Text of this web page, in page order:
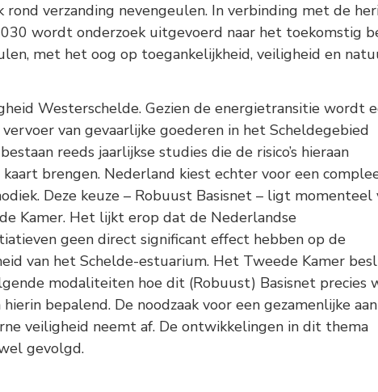
rond verzanding nevengeulen. In verbinding met de
wordt onderzoek uitgevoerd naar het toekomstig
met het oog op toegankelijkheid, veiligheid en
Westerschelde. Gezien de energietransitie wordt
vervoer van gevaarlijke goederen in het Scheldegebied
reeds jaarlijkse studies die de risico’s hieraan
brengen. Nederland kiest echter voor een
Deze keuze – Robuust Basisnet – ligt momenteel
Kamer. Het lijkt erop dat de Nederlandse
geen direct significant effect hebben op de
van het Schelde-estuarium. Het Tweede Kamer
modaliteiten hoe dit (Robuust) Basisnet precies
bepalend. De noodzaak voor een gezamenlijke
veiligheid neemt af. De ontwikkelingen in dit thema
gevolgd.